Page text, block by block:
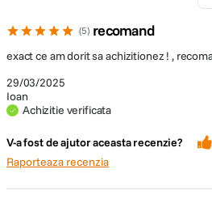
5 recomand
29/03/2025
Ioan
Achizitie verificata
exact ce am dorit sa achizitionez ! ,
V-a fost de ajutor aceasta recenzie?
Raporteaza recenzia